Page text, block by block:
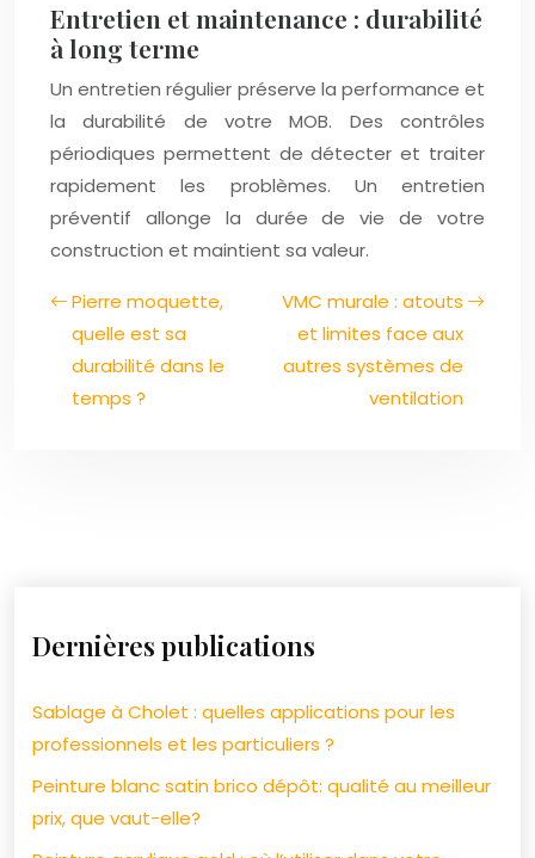
Entretien et maintenance : durabilité
à long terme
Un entretien régulier préserve la performance et
la durabilité de votre MOB. Des contrôles
périodiques permettent de détecter et traiter
rapidement les problèmes. Un entretien
préventif allonge la durée de vie de votre
construction et maintient sa valeur.
Pierre moquette,
quelle est sa
durabilité dans le
temps ?
VMC murale : atouts
et limites face aux
autres systèmes de
ventilation
Dernières publications
Sablage à Cholet : quelles applications pour les
professionnels et les particuliers ?
Peinture blanc satin brico dépôt: qualité au meilleur
prix, que vaut-elle?